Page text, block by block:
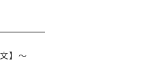
】～